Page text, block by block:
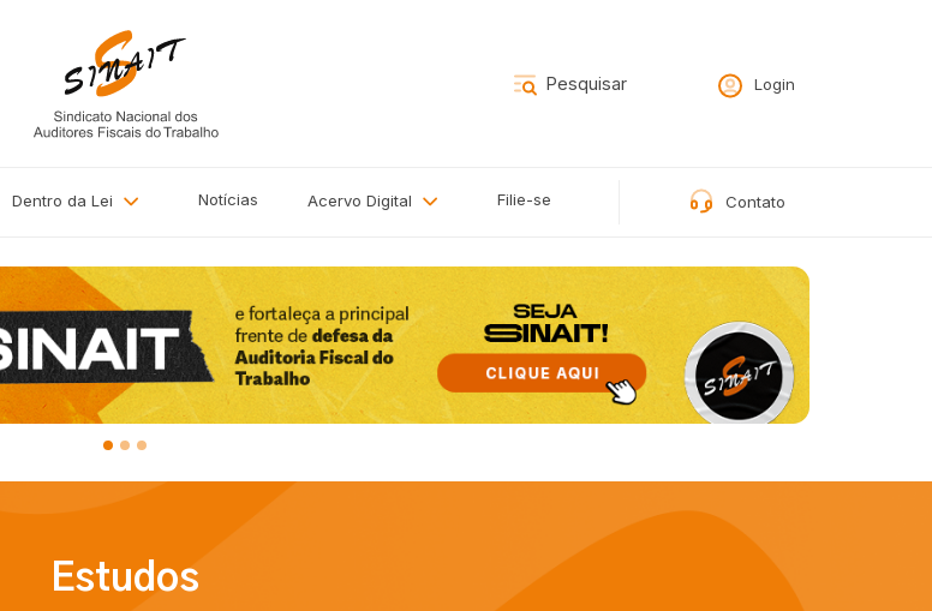
Login
Dentro da Lei Notícias AcervoDigital Filie-se Contato
Estudos